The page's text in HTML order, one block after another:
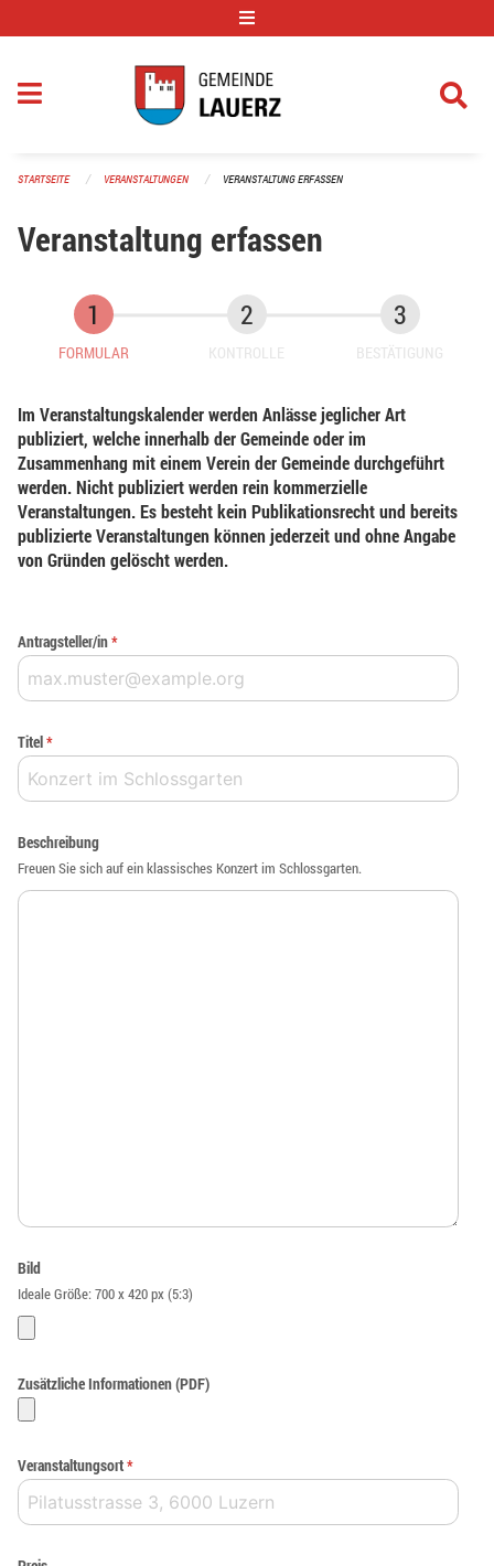
STARTSEITE VERANSTALTUNGEN VERANSTALTUNG ERFASSEN
Veranstaltung erfassen
FORMULAR KONTROLLE BESTÄTIGUNG
Im Veranstaltungskalender werden Anlässe jeglicher Art
publiziert, welche innerhalb der Gemeinde oder im
Zusammenhang mit einem Verein der Gemeinde durchgeführt
werden. Nicht publiziert werden rein kommerzielle
Veranstaltungen. Es besteht kein Publikationsrecht und bereits
publizierte Veranstaltungen können jederzeit und ohne Angabe
von Gründen gelöscht werden.
Antragsteller/in*
Titel*
Beschreibung
Freuen Sie sich auf ein klassisches Konzert im Schlossgarten.
Bild
Ideale Größe: 700 x 420 px (5:3)
Zusätzliche Informationen (PDF)
Veranstaltungsort*